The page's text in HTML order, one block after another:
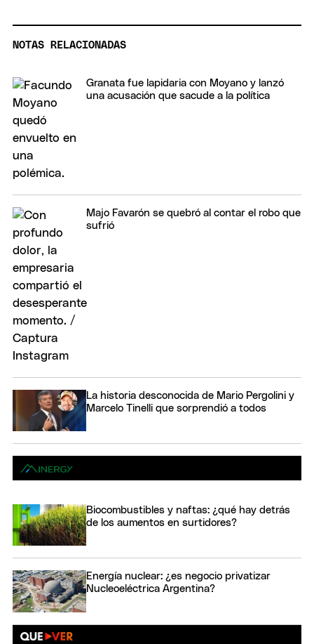
NOTAS RELACIONADAS
Granata fue lapidaria con Moyano y lanzó
una acusación que sacude a la política
Majo Favarón se quebró al contar el robo que
sufrió
La historia desconocida de Mario Pergolini y
Marcelo Tinelli que sorprendió a todos
Biocombustibles y naftas: ¿qué hay detrás
de los aumentos en surtidores?
Energía nuclear: ¿es negocio privatizar
Nucleoeléctrica Argentina?